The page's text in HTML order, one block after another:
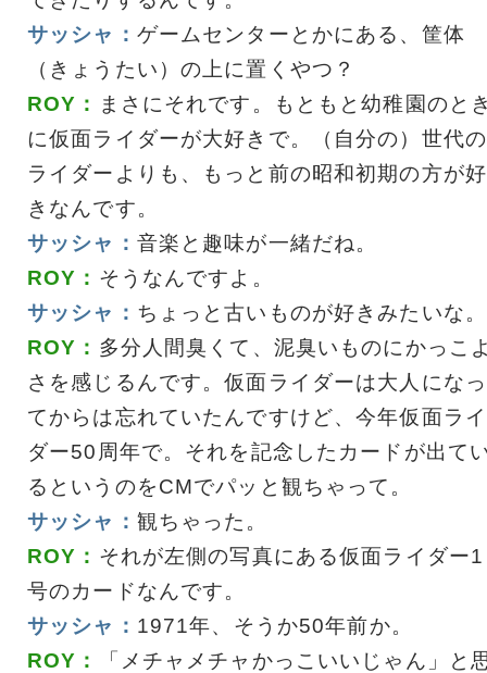
サッシャ： ゲームセンターとかにある、筐体
（きょうたい）の上に置くやつ？
ROY：
まさにそれです。もともと幼稚園のと
に仮面ライダーが大好きで。（自分の）世代の
ライダーよりも、もっと前の昭和初期の方が好
きなんです。
サッシャ： 音楽と趣味が一緒だね。
ROY： そうなんですよ。
サッシャ： ちょっと古いものが好きみたいな。
ROY： 多分人間臭くて、泥臭いものにかっこ
さを感じるんです。仮面ライダーは大人になっ
てからは忘れていたんですけど、今年仮面ライ
ダー50周年で。それを記念したカードが出て
るというのをCMでパッと観ちゃって。
サッシャ： 観ちゃった。
ROY： それが左側の写真にある仮面ライダー1
号のカードなんです。
サッシャ： 1971年、そうか50年前か。
ROY：
「メチャメチャかっこいいじゃん」と